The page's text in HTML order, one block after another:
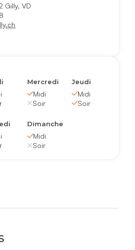
Gilly, VD
Mercredi
Midi
Soir
Jeudi
Midi
Soir
Dimanche
Midi
Soir